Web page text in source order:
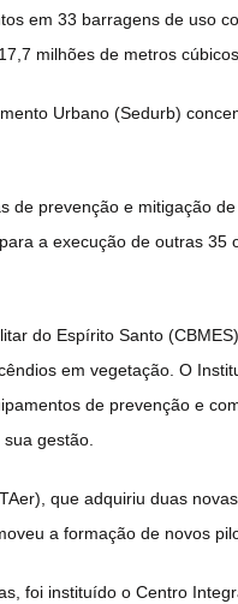
em 33 barragens de uso
milhões de metros
Urbano (Sedurb)
de prevenção e mitigação
a execução de outras 35
do Espírito Santo
em vegetação. O
de prevenção e
gestão.
que adquiriu duas
a formação de novos
foi instituído o Centro